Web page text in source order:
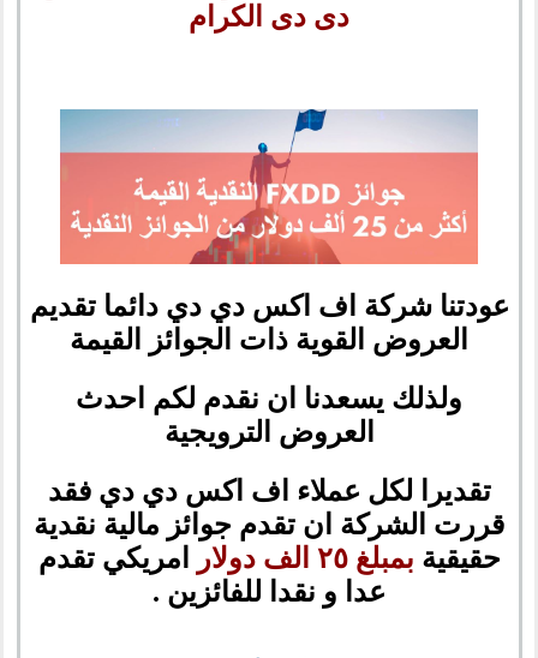
دى دى الكرام
عودتنا شركة اف اكس دي دي دائما تقديم
العروض القوية ذات الجوائز القيمة
ولذلك يسعدنا ان نقدم لكم احدث
العروض الترويجية
تقديرا لكل عملاء اف اكس دي دي فقد
قررت الشركة ان تقدم جوائز مالية نقدية
حقيقية بمبلغ ٢٥ الف دولار
امريكي تقدم
عدا و نقدا للفائزين .